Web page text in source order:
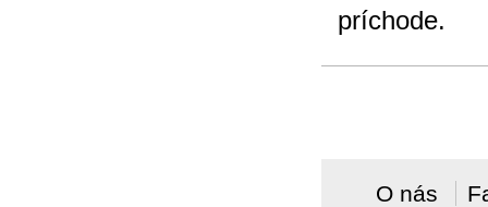
príchode.
O nás